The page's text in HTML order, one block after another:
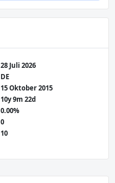
28 Juli 2026
DE
15 Oktober 2015
10y 9m 22d
0.00%
0
10